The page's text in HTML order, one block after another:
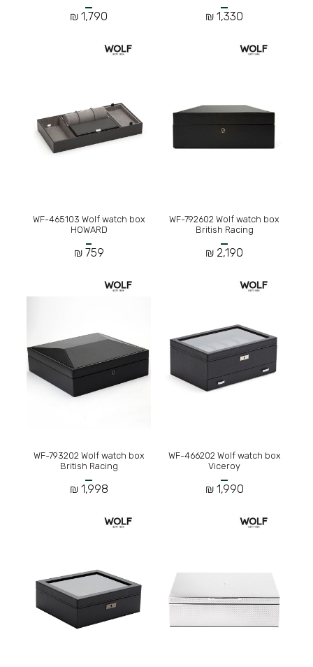
1,330 ₪
1,790 ₪
WF-792602 Wolf watch box
British Racing
2,190 ₪
WF-465103 Wolf watch box
HOWARD
759 ₪
WF-466202 Wolf watch box
Viceroy
1,990 ₪
WF-793202 Wolf watch box
British Racing
1,998 ₪